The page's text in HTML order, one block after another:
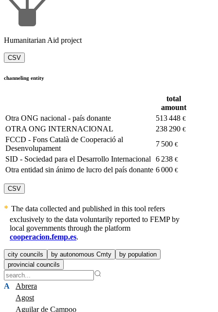
Humanitarian Aid project
CSV
channeling entity
total
amount
Otra ONG nacional - país donante
513 448 €
OTRA ONG INTERNACIONAL 238 290 €
FCCD - Fons Català de Cooperació al
Desenvolupament
7 500 €
SID - Sociedad para el Desarrollo Internacional 6 238 €
Otra entidad sin ánimo de lucro del país donante 6 000 €
CSV
The data collected and published in this tool refers
exclusively to the data voluntarily reported to FEMP by
local governments through the platform
cooperacion.femp.es.
city councils by autonomous Cmty
by population
provincial councils
A
Abrera
Agost
Aguilar de Campoo